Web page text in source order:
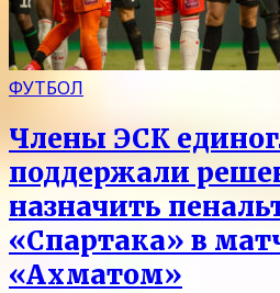
ФУТБОЛ
Члены ЭСК
поддержали
назначить
«Спартака» в
«Ахматом»